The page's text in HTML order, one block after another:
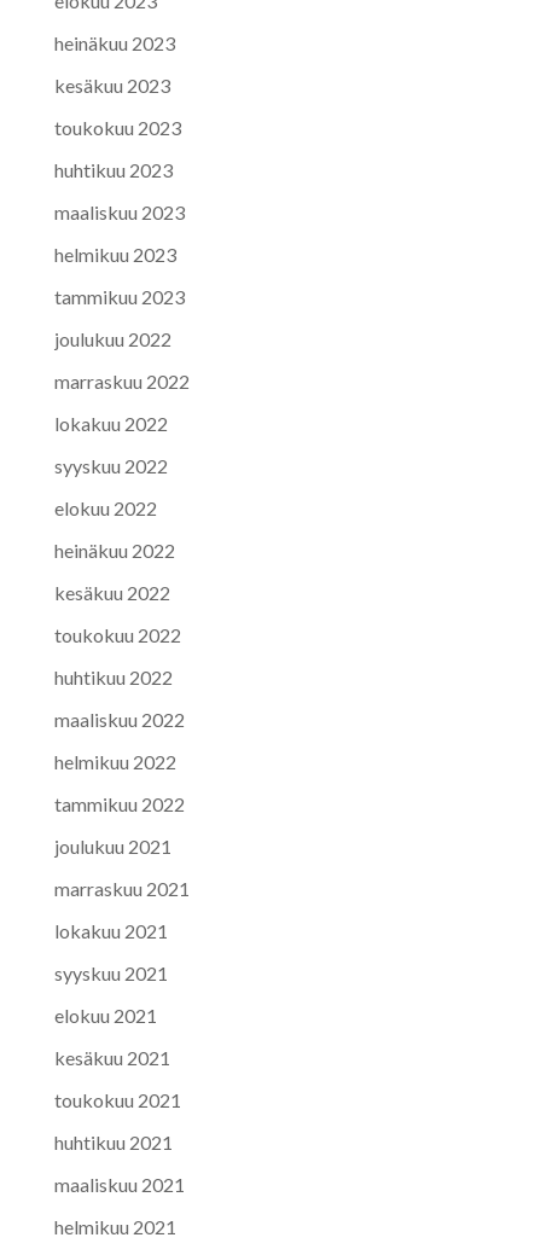
heinäkuu 2023
kesäkuu 2023
toukokuu 2023
huhtikuu 2023
maaliskuu 2023
helmikuu 2023
tammikuu 2023
joulukuu 2022
marraskuu 2022
lokakuu 2022
syyskuu 2022
elokuu 2022
heinäkuu 2022
kesäkuu 2022
toukokuu 2022
huhtikuu 2022
maaliskuu 2022
helmikuu 2022
tammikuu 2022
joulukuu 2021
marraskuu 2021
lokakuu 2021
syyskuu 2021
elokuu 2021
kesäkuu 2021
toukokuu 2021
huhtikuu 2021
maaliskuu 2021
helmikuu 2021